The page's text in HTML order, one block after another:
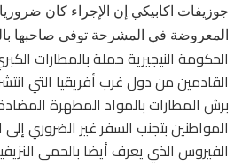
جوزيفات اكابيكي إن الإجراء كان
المعروضة في المشرحة توفى صاحبها
الحكومة النيجيرية حملة بالمطارات
القادمين من دول غرب أفريقيا التي
برش المطارات بالمواد المطهرة
المواطنين بتجنب السفر غير الضروري إلى
الفيروس الذي يعرف أيضا بالحمى